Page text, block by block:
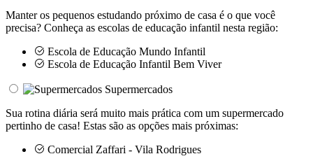
Manter os pequenos estudando próximo de casa é o que você
precisa? Conheça as escolas de educação infantil nesta região:
Escola de Educação Mundo Infantil
Escola de Educação Infantil Bem Viver
Supermercados
Sua rotina diária será muito mais prática com um supermercado
pertinho de casa! Estas são as opções mais próximas:
Comercial Zaffari - Vila Rodrigues